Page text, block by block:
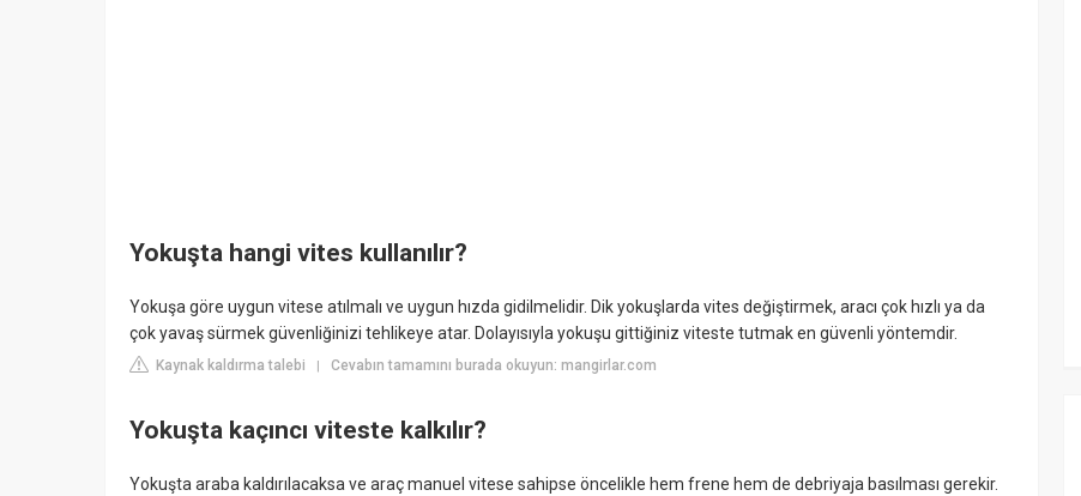
Yokuşta hangi vites kullanılır?
Yokuşa göre uygun vitese atılmalı ve uygun hızda gidilmelidir. Dik yokuşlarda vites değiştirmek, aracı çok hızlı ya da
çok yavaş sürmek güvenliğinizi tehlikeye atar. Dolayısıyla yokuşu gittiğiniz viteste tutmak en güvenli yöntemdir.
Kaynak kaldırma talebi Cevabın tamamını burada okuyun: mangirlar.com
Yokuşta kaçıncı viteste kalkılır?
Yokuşta araba kaldırılacaksa ve araç manuel vitese sahipse öncelikle hem frene hem de debriyaja basılması gerekir.